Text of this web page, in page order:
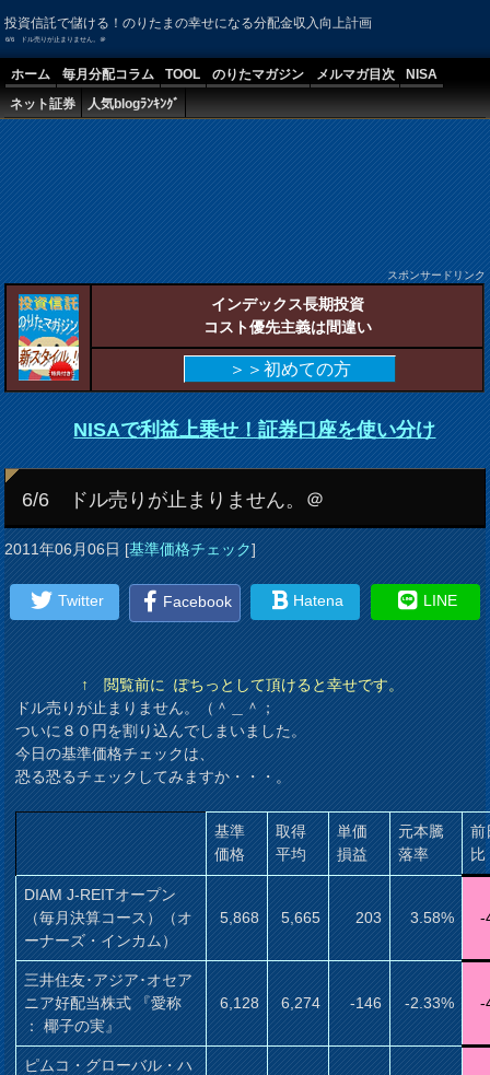
投資信託で儲ける！のりたまの幸せになる分配金収入向上計画
6/6 ドル売りが止まりません。＠
ホーム 毎月分配コラム TOOL のりたマガジン メルマガ目次
NISA
ネット証券
人気blogﾗﾝｷﾝｸﾞ
スポンサードリンク
インデックス長期投資
コスト優先主義は間違い
＞＞初めての方
NISAで利益上乗せ！証券口座を使い分け
6/6 ドル売りが止まりません。＠
2011年06月06日[基準価格チェック]
Twitter Facebook Hatena LINE
↑ 閲覧前に ぽちっとして頂けると幸せです。
ドル売りが止まりません。（＾＿＾；
ついに８０円を割り込んでしまいました。
今日の基準価格チェックは、
恐る恐るチェックしてみますか・・・。
基準
価格
取得
平均
単価
損益
元本騰
落率
前
比
DIAM J-REITオープン
（毎月決算コース）（オ
ーナーズ・インカム）
5,868 5,665 203 3.58% -
三井住友･アジア･オセア
ニア好配当株式 『愛称
： 椰子の実』
6,128 6,274 -146 -2.33% -
ピムコ・グローバル・ハ